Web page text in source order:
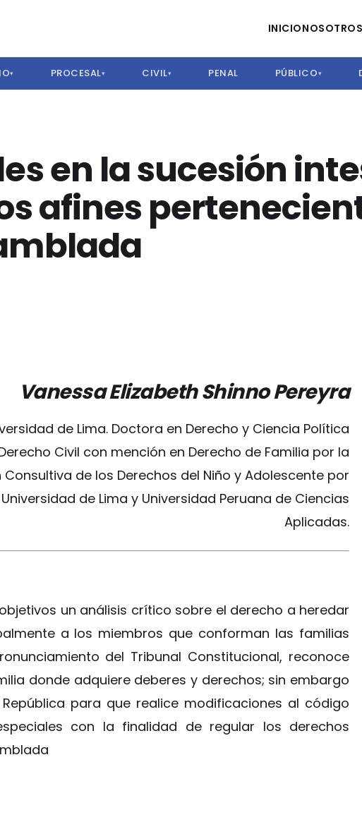
INICIONOSOTROS
▾ PROCESAL▾ CIVIL▾ PENAL PÚBLICO▾
en la sucesión
afines
Vanessa Elizabeth Shinno Pereyra
de Lima. Doctora en Derecho y Ciencia Política
Civil con mención en Derecho de Familia por la
Consultiva de los Derechos del Niño y Adolescente por
de Lima y Universidad Peruana de Ciencias
Aplicadas.
un análisis crítico sobre el derecho a heredar
a los miembros que conforman las familias
del Tribunal Constitucional, reconoce
donde adquiere deberes y derechos; sin embargo
para que realice modificaciones al código
con la finalidad de regular los derechos